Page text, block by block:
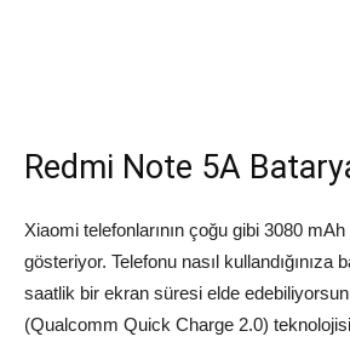
Redmi Note 5A
Xiaomi telefonlarının çoğu gibi 3080
gösteriyor. Telefonu nasıl kullandığınıza
saatlik bir ekran süresi elde
(Qualcomm Quick Charge 2.0)